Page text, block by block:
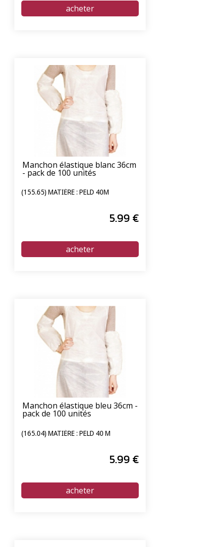
Manchon élastique blanc 36cm
- pack de 100 unités
(155.65) MATIÈRE : PELD 40Μ
5.99 €
Manchon élastique bleu 36cm -
pack de 100 unités
(165.04) MATIÈRE : PELD 40 Μ
5.99 €